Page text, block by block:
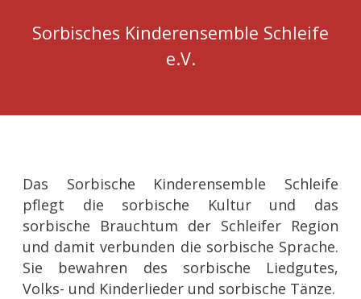
Sorbisches Kinderensemble Schleife
e.V.
Das Sorbische Kinderensemble Schleife
pflegt die sorbische Kultur und das
sorbische Brauchtum der Schleifer Region
und damit verbunden die sorbische Sprache.
Sie bewahren des sorbische Liedgutes,
Volks- und Kinderlieder und sorbische Tänze.